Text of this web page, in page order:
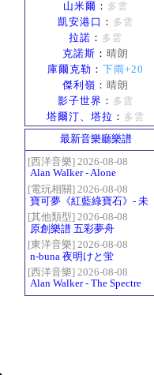
山米爾 ： 多雲
凱安港口 ： 多雲
拉諾 ： 多雲
克諾斯 ： 晴朗
庫爾克勒 ： 下雨+20
傑利嶺 ： 晴朗
影子世界 ： 多雲
塔爾汀、塔拉 ： 多雲
最新音樂廳樂譜
[西洋音樂] 2026-08-08
Alan Walker - Alone
[電玩相關] 2026-08-08
寶可夢《紅藍綠寶石》- 未
白鎮BGM (Littleroot Town)
[其他類型] 2026-08-08
原創樂譜 五彩夢舟
[東洋音樂] 2026-08-08
n-buna 夜明けと蛍
[西洋音樂] 2026-08-08
Alan Walker - The Spectre